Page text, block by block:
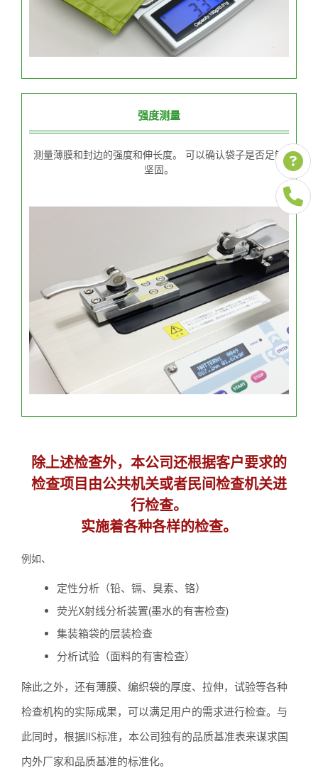
强度测量
测量薄膜和封边的强度和伸长度。 可以确认袋子是否足够
坚固。
除上述检查外，本公司还根据客户要求的
检查项目由公共机关或者民间检查机关进
行检查。
实施着各种各样的检查。
例如、
定性分析（铅、镉、臭素、铬）
荧光X射线分析装置(墨水的有害检查)
集装箱袋的层装检查
分析试验（面料的有害检查）
除此之外，还有薄膜、编织袋的厚度、拉伸，试验等各种
检查机构的实际成果，可以满足用户的需求进行检查。与
此同时，根据JIS标准，本公司独有的品质基准表来谋求国
内外厂家和品质基准的标准化。